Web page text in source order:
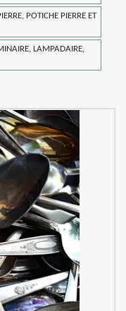
POTICHE PIERRE ET
LAMPADAIRE,